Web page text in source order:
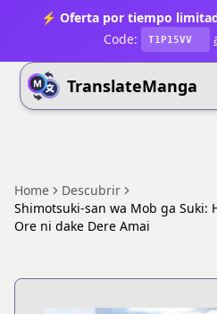
⚡ Oferta por tiempo
Code:
T1P15VV
TranslateManga
Home
Descubrir
Shimotsuki-san wa Mob ga Suki:
Ore ni dake Dere Amai